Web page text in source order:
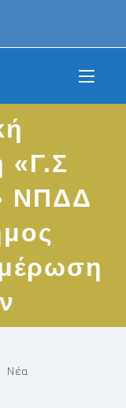
«Γ.Σ
ΝΠΔΔ
Νέα